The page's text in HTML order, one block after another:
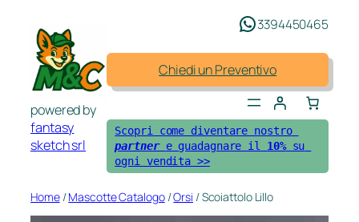
contenuto
powered by
fantasy
sketch srl
3394450465
Chiedi un Preventivo
Scopri come diventare nostro
partner e guadagnare il 10% su
ogni vendita >>
Home/Mascotte Catalogo/Orsi / Scoiattolo Lillo